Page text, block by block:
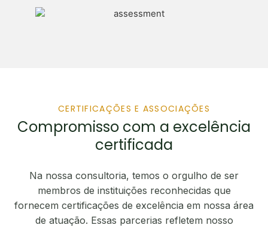
CERTIFICAÇÕES E ASSOCIAÇÕES
Compromisso com a excelência
certificada
Na nossa consultoria, temos o orgulho de ser
membros de instituições reconhecidas que
fornecem certificações de excelência em nossa área
de atuação. Essas parcerias refletem nosso